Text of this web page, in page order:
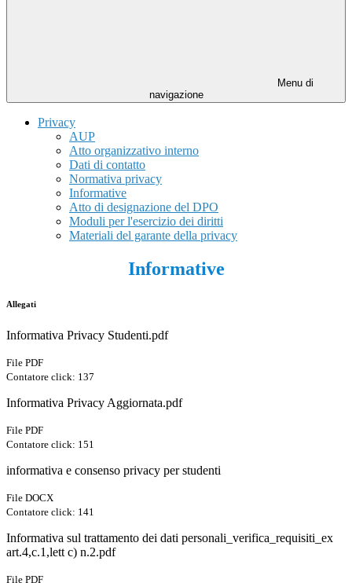
Menu di
navigazione
Privacy
AUP
Atto organizzativo interno
Dati di contatto
Normativa privacy
Informative
Atto di designazione del DPO
Moduli per l'esercizio dei diritti
Materiali del garante della privacy
Informative
Allegati
Informativa Privacy Studenti.pdf
File PDF
Contatore click: 137
Informativa Privacy Aggiornata.pdf
File PDF
Contatore click: 151
informativa e consenso privacy per studenti
File DOCX
Contatore click: 141
Informativa sul trattamento dei dati personali_verifica_requisiti_ex
art.4,c.1,lett c) n.2.pdf
File PDF